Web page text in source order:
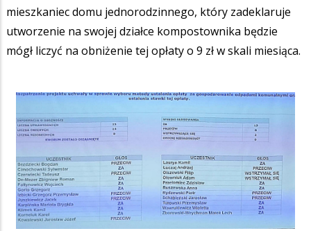
mieszkaniec domu jednorodzinnego, który zadeklaruje
utworzenie na swojej działce kompostownika będzie
mógł liczyć na obniżenie tej opłaty o 9 zł w skali miesiąca.